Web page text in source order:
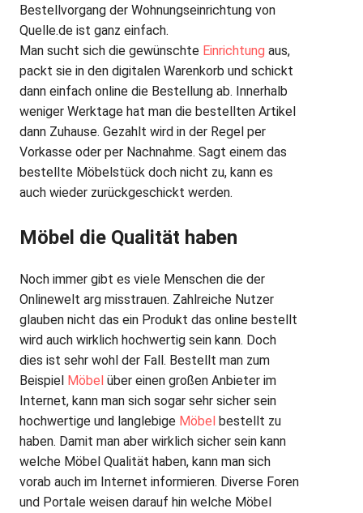
Bestellvorgang der Wohnungseinrichtung von
Quelle.de ist ganz einfach.
Man sucht sich die gewünschte Einrichtung aus,
packt sie in den digitalen Warenkorb und schickt
dann einfach online die Bestellung ab. Innerhalb
weniger Werktage hat man die bestellten Artikel
dann Zuhause. Gezahlt wird in der Regel per
Vorkasse oder per Nachnahme. Sagt einem das
bestellte Möbelstück doch nicht zu, kann es
auch wieder zurückgeschickt werden.
Möbel die Qualität haben
Noch immer gibt es viele Menschen die der
Onlinewelt arg misstrauen. Zahlreiche Nutzer
glauben nicht das ein Produkt das online bestellt
wird auch wirklich hochwertig sein kann. Doch
dies ist sehr wohl der Fall. Bestellt man zum
Beispiel Möbel über einen großen Anbieter im
Internet, kann man sich sogar sehr sicher sein
hochwertige und langlebige Möbel bestellt zu
haben. Damit man aber wirklich sicher sein kann
welche Möbel Qualität haben, kann man sich
vorab auch im Internet informieren. Diverse Foren
und Portale weisen darauf hin welche Möbel